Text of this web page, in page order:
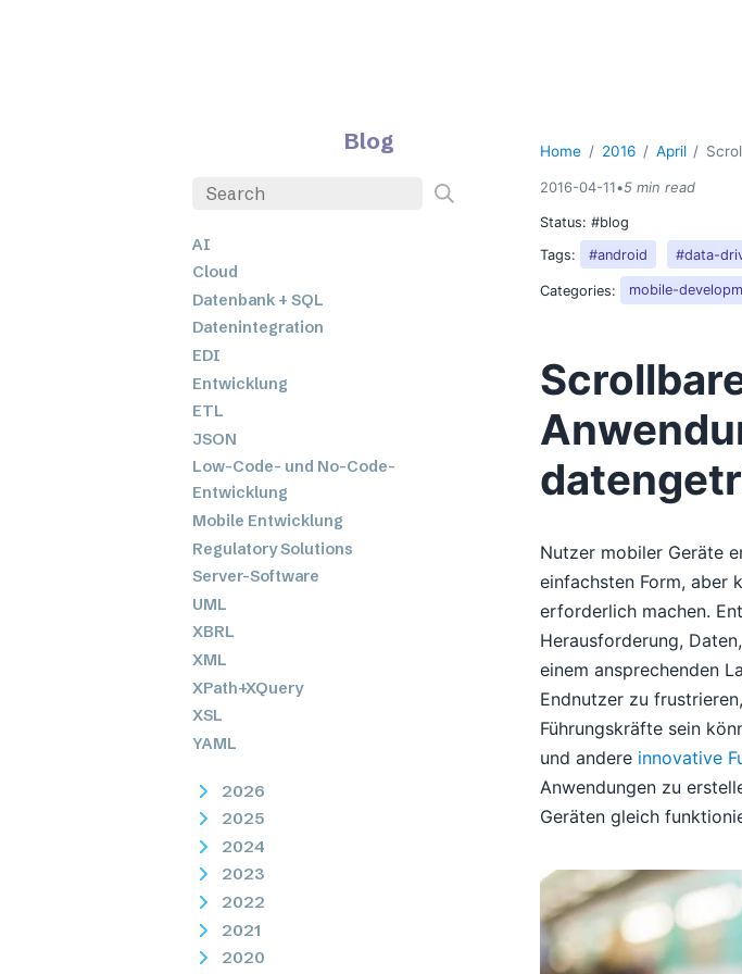
Blog
AI
Cloud
Datenbank + SQL
Datenintegration
EDI
Entwicklung
ETL
JSON
Low-Code- und No-Code-
Entwicklung
Mobile Entwicklung
Regulatory Solutions
Server-Software
UML
XBRL
XML
XPath+XQuery
XSL
YAML
2026
2025
2024
2023
2022
2021
2020
Home 2016 April
2016-04-11•5 min read
Status:#blog
Tags:
#android #data-
Categories: mobile-
Nutzer mobiler Geräte
einfachsten Form, aber
erforderlich machen.
Herausforderung,
einem ansprechenden
Endnutzer zu
Führungskräfte sein
und andere innovative
Anwendungen zu
Geräten gleich